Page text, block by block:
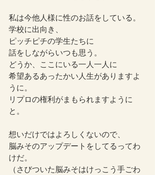
私は今他人様に性のお話をしている。
学校に出向き、
ピッチピチの学生たちに
話をしながらいつも思う。
どうか、ここにいる一人一人に
希望あるあったかい人生がありますよ
うに。
リプロの権利がまもられますように
と。
想いだけではよろしくないので、
脳みそのアップデートをしてるってわ
けだ。
（さびついた脳みそはけっこう手ごわ